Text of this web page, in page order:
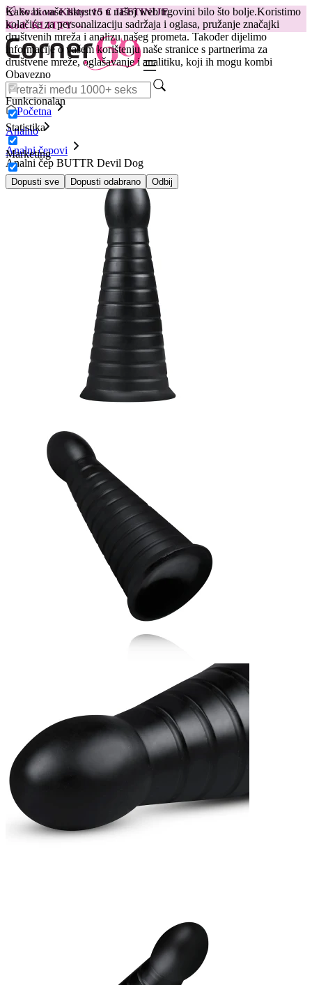
Kako bi vaše iskustvo u našoj web trgovini bilo što bolje.Koristimo
kolačiće za personalizaciju sadržaja i oglasa, pružanje značajki
društvenih mreža i analizu našeg prometa. Također dijelimo
informacije o vašem korištenju naše stranice s partnerima za
društvene mreže, oglašavanje i analitiku, koji ih mogu kombi
Obavezno
Funkcionalan
Statistika
Marketing
Dopusti sve Dopusti odabrano Odbij
😽Svakom Klitty: 15 € JEFTINIJE
Kod: KLITTY →
Početna
Analno
Analni čepovi
Analni čep BUTTR Devil Dog